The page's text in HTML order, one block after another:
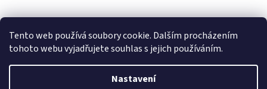
Tento web používá soubory cookie. Dalším procházením
tohoto webu vyjadřujete souhlas s jejich používáním.
Nastavení